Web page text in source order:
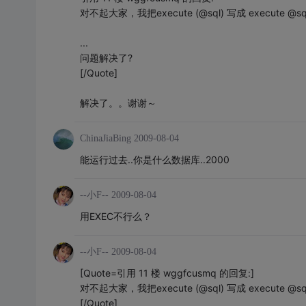
对不起大家，我把execute (@sql) 写成 execute
...
问题解决了?
[/Quote]
解决了。。谢谢～
ChinaJiaBing 2009-08-04
能运行过去..你是什么数据库..2000
--小F-- 2009-08-04
用EXEC不行么？
--小F-- 2009-08-04
[Quote=引用 11 楼 wggfcusmq 的回复:]
对不起大家，我把execute (@sql) 写成 execute
[/Quote]